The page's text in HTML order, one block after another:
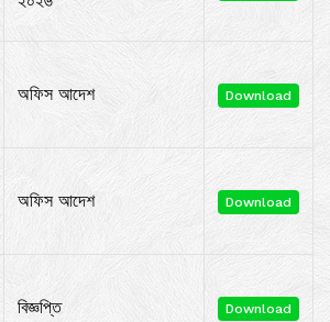
অফিস আদেশ Download
অফিস আদেশ Download
বিজ্ঞপ্তি Download